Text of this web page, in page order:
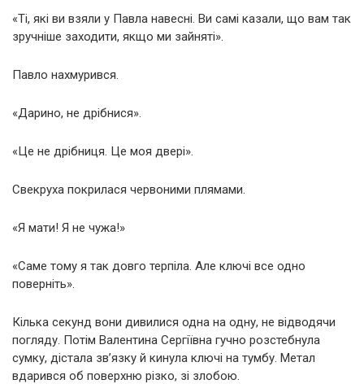
«Ті, які ви взяли у Павла навесні. Ви самі казали, що вам так
зручніше заходити, якщо ми зайняті».
Павло нахмурився.
«Дарино, не дрібнися».
«Це не дрібниця. Це моя двері».
Свекруха покрилася червоними плямами.
«Я мати! Я не чужа!»
«Саме тому я так довго терпіла. Але ключі все одно
поверніть».
Кілька секунд вони дивилися одна на одну, не відводячи
погляду. Потім Валентина Сергіївна гучно розстебнула
сумку, дістала зв’язку й кинула ключі на тумбу. Метал
вдарився об поверхню різко, зі злобою.